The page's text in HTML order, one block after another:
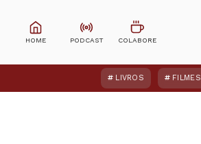
LIVROS FILMES